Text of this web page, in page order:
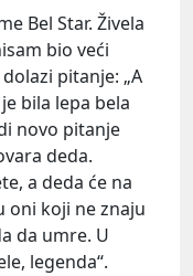
Bel Star. Živela
bio veći
pitanje: „A
bila lepa bela
novo pitanje
deda.
a deda će na
oni koji ne znaju
da umre. U
legenda“.